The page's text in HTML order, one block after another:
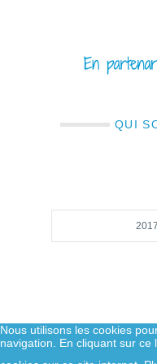
QUI
Nous utilisons les cookies
navigation. En cliquant sur